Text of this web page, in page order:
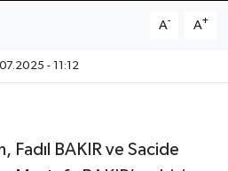
A- A+
- 11:12
Fadıl BAKIR ve Sacide